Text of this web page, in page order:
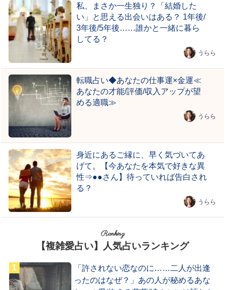
私、まさか一生独り？「結婚した
い」と思える出会いはある？ 1年後/
3年後/5年後……誰かと一緒に暮ら
してる？
うらら
転職占い◆あなたの仕事運×金運≪
あなたの才能/評価/収入アップが望
める適職≫
うらら
身近にあるご縁に、早く気づいてあ
げて。【今あなたを本気で好きな異
性⇒●●さん】待っていれば告白され
る？
うらら
Ranking
【複雑愛占い】人気占いランキング
「許されない恋なのに……二人が出逢
ったのはなぜ？」あの人が秘めるあな